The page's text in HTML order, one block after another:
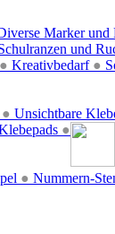
Marker und
und
● Kreativbedarf ●
● Unsichtbare
●
● Nummern-